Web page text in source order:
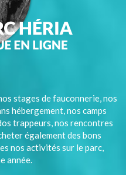
stages de fauconnerie, nos
hébergement, nos camps
trappeurs, nos rencontres
également des bons
nos activités sur le parc,
année.